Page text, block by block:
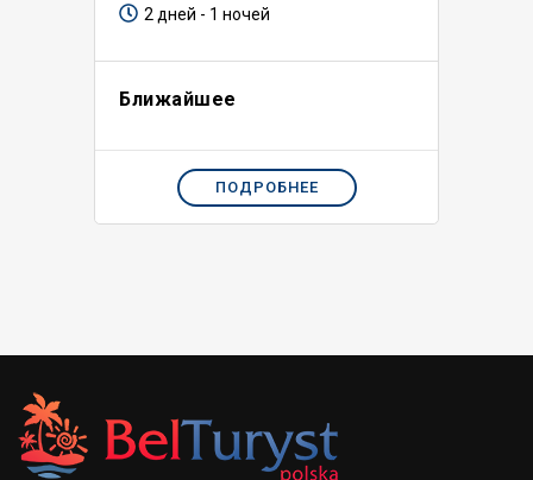
2 дней - 1 ночей
Ближайшее
ПОДРОБНЕЕ